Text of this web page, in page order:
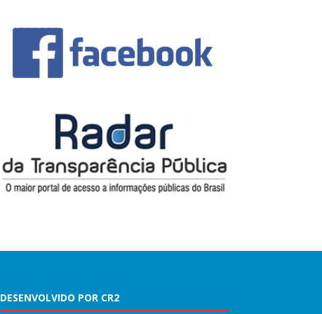
DESENVOLVIDO POR CR2